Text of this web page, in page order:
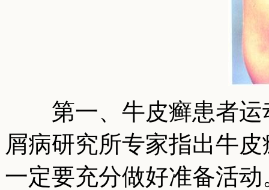
第一、牛皮癣患者运
屑病研究所专家指出牛
一定要充分做好准备活